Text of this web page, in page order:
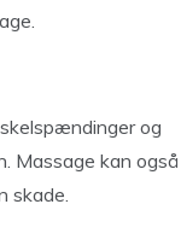
og
Massage kan også
skade.